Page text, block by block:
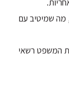
מה שמיטיב עם
המשפט רשאי